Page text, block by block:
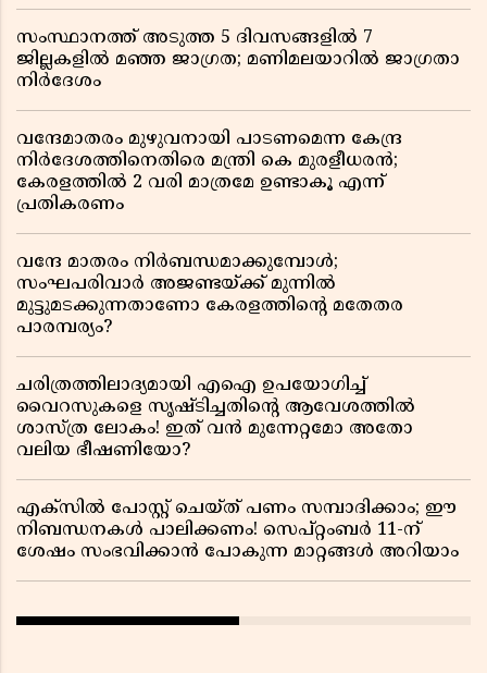
സംസ്ഥാനത്ത് അടുത്ത 5 ദിവസങ്ങളിൽ 7
ജില്ലകളിൽ മഞ്ഞ ജാഗ്രത; മണിമലയാറിൽ ജാഗ്രതാ
നിർദേശം
വന്ദേമാതരം മുഴുവനായി പാടണമെന്ന കേന്ദ്ര
നിർദേശത്തിനെതിരെ മന്ത്രി കെ മുരളീധരൻ;
കേരളത്തിൽ 2 വരി മാത്രമേ ഉണ്ടാകൂ എന്ന്
പ്രതികരണം
വന്ദേ മാതരം നിർബന്ധമാക്കുമ്പോൾ;
സംഘപരിവാർ അജണ്ടയ്ക്ക് മുന്നിൽ
മുട്ടുമടക്കുന്നതാണോ കേരളത്തിന്റെ മതേതര
പാരമ്പര്യം?
ചരിത്രത്തിലാദ്യമായി എഐ ഉപയോഗിച്ച്
വൈറസുകളെ സൃഷ്ടിച്ചതിന്റെ ആവേശത്തിൽ
ശാസ്ത്ര ലോകം! ഇത് വൻ മുന്നേറ്റമോ അതോ
വലിയ ഭീഷണിയോ?
എക്സിൽ പോസ്റ്റ് ചെയ്ത് പണം സമ്പാദിക്കാം; ഈ
നിബന്ധനകൾ പാലിക്കണം! സെപ്റ്റംബർ 11-ന്
ശേഷം സംഭവിക്കാൻ പോകുന്ന മാറ്റങ്ങൾ അറിയാം